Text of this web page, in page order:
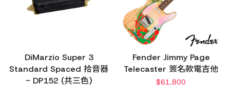
DiMarzio Super 3
Standard Spaced 拾音器
- DP152 (共三色)
Fender Jimmy Page
Telecaster 簽名款電吉他
$61,800